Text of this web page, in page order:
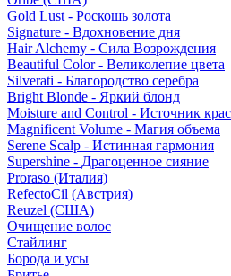
Gold Lust - Роскошь золота
Signature - Вдохновение дня
Hair Alchemy - Сила Возрождения
Beautiful Color - Великолепие цвета
Silverati - Благородство серебра
Bright Blonde - Яркий блонд
Moisture and Control - Источник
Magnificent Volume - Магия объема
Serene Scalp - Истинная гармония
Supershine - Драгоценное сияние
Proraso (Италия)
RefectoCil (Австрия)
Reuzel (США)
Очищение волос
Стайлинг
Борода и усы